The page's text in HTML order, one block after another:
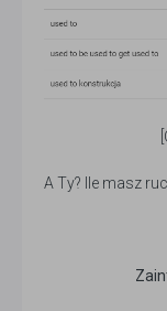
A Ty? Ile masz